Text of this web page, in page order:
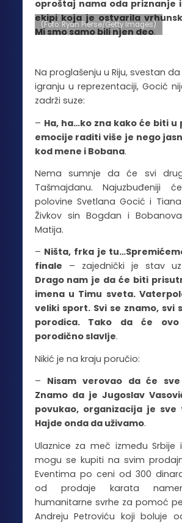
oproštaj nama oda priznanje
ekipi koja je ostvarila
Mi smo samo bili njen deo.
(Foto: Ryan Pierse/Getty Images)
Na proglašenju u Riju, svestan
igranju u reprezentaciji, Gocić
zadrži suze:
– Ha, ha…ko zna kako će biti u
emocije raditi više je nego
kod mene i Bobana.
Nema sumnje da će svi
Tašmajdanu. Najuzbuđeniji
polovine Svetlana Gocić i
Živkov sin Bogdan i
Matija.
– Ništa, frka je
finale – zajednički je stav
Drago nam je da će biti
imena u Timu sveta.
veliki sport. Svi se znamo, svi
porodica. Tako da će
porodično slavlje.
Nikić je na kraju poručio:
– Nisam verovao da će
Znamo da je Jugoslav
povukao, organizacija je sve
Hajde onda da uživamo.
Ulaznice za meč između
mogu se kupiti na svim
Eventima po ceni od 300
od prodaje karata
humanitarne svrhe za pomoć
Andreju Petroviću koji boluje